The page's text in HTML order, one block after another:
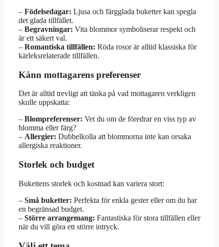
– Födelsedagar: Ljusa och färgglada buketter kan spegla
det glada tillfället.
– Begravningar: Vita blommor symboliserar respekt och
är ett säkert val.
– Romantiska tillfällen: Röda rosor är alltid klassiska för
kärleksrelaterade tillfällen.
Känn mottagarens preferenser
Det är alltid trevligt att tänka på vad mottagaren verkligen
skulle uppskatta:
– Blompreferenser: Vet du om de föredrar en viss typ av
blomma eller färg?
– Allergier: Dubbelkolla att blommorna inte kan orsaka
allergiska reaktioner.
Storlek och budget
Bukettens storlek och kostnad kan variera stort:
– Små buketter: Perfekta för enkla gester eller om du har
en begränsad budget.
– Större arrangemang: Fantastiska för stora tillfällen eller
när du vill göra ett större intryck.